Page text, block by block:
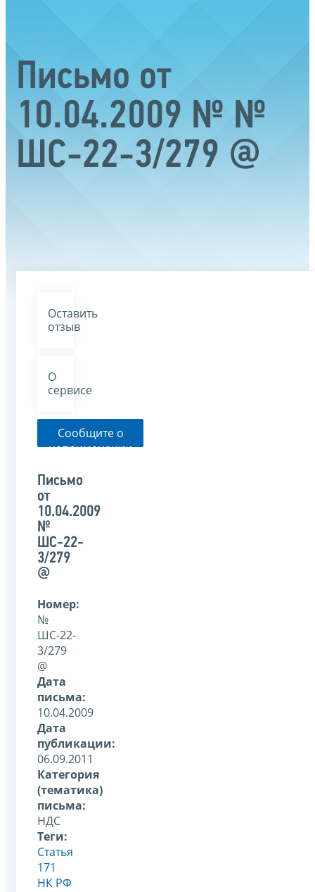
Письмо от
10.04.2009 № №
ШС-22-3/279 @
Оставить
отзыв
О
сервисе
Сообщите о
неприменении
органом
письма
Письмо
от
10.04.2009
№
ШС-22-
3/279
@
Номер:
№
ШС-22-
3/279
@
Дата
письма:
10.04.2009
Дата
публикации:
06.09.2011
Категория
(тематика)
письма:
НДС
Теги:
Статья
171
НК РФ